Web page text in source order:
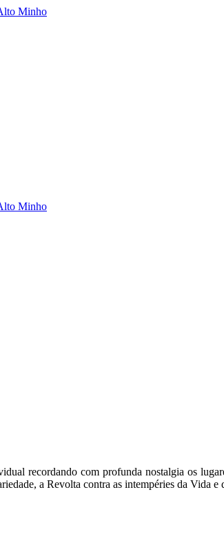
recordando com profunda nostalgia os
a Revolta contra as intempéries da Vida e